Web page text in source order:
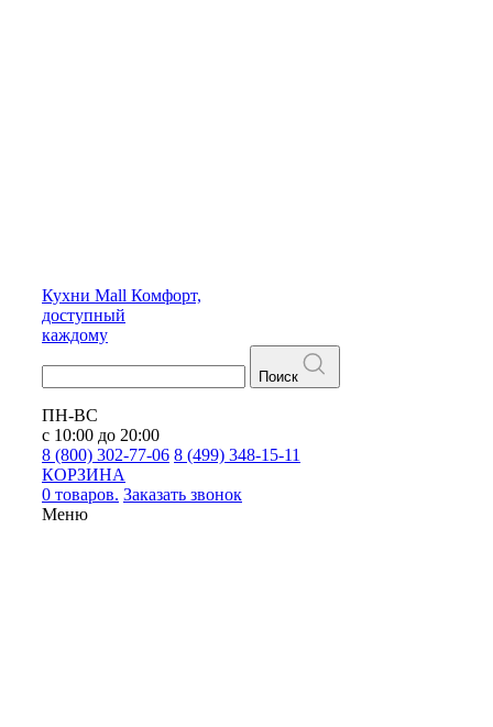
Кухни Mall Комфорт,
доступный
каждому
Поиск
ПН-ВС
с 10:00 до 20:00
8 (800) 302-77-06 8 (499) 348-15-11
КОРЗИНА
0 товаров. Заказать звонок
Меню